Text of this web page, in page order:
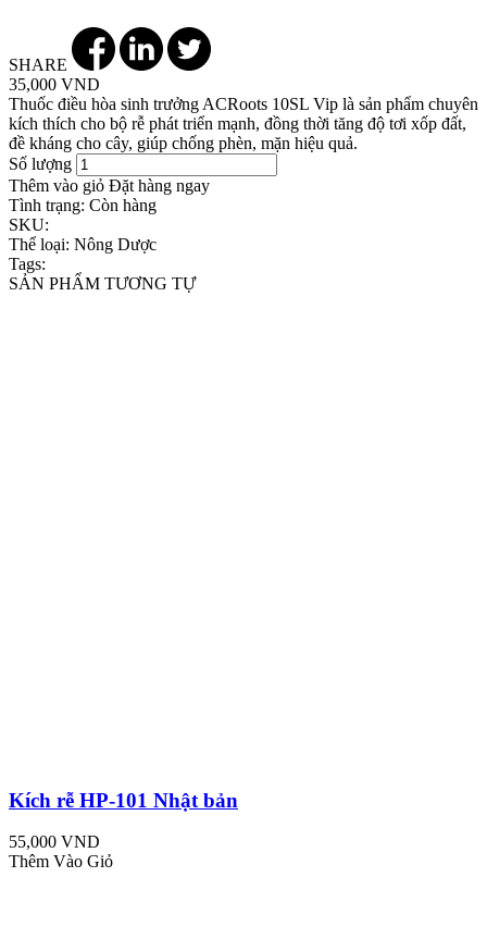
SHARE
35,000 VND
Thuốc điều hòa sinh trưởng ACRoots 10SL Vip là sản phẩm chuyên
kích thích cho bộ rễ phát triển mạnh, đồng thời tăng độ tơi xốp đất,
đề kháng cho cây, giúp chống phèn, mặn hiệu quả.
Số lượng
Thêm vào giỏ Đặt hàng ngay
Tình trạng: Còn hàng
SKU:
Thể loại: Nông Dược
Tags:
SẢN PHẨM TƯƠNG TỰ
Kích rễ HP-101 Nhật bản
55,000 VND
Thêm Vào Giỏ